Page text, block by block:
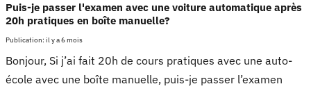
Puis-je passer l'examen avec une voiture automatique après
20h pratiques en boîte manuelle?
Publication: il y a 6 mois
Bonjour, Si j’ai fait 20h de cours pratiques avec une auto-
école avec une boîte manuelle, puis-je passer l’examen